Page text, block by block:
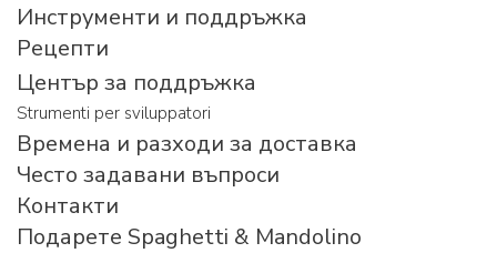
Инструменти и поддръжка
Рецепти
Център за поддръжка
Strumenti per sviluppatori
Времена и разходи за доставка
Често задавани въпроси
Контакти
Подарете Spaghetti & Mandolino